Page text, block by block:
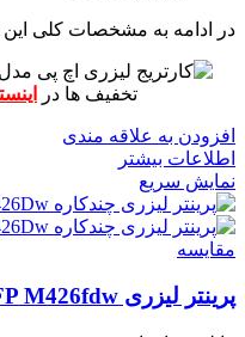
در ادامه به مشخصات کلی این
تخفیف ها در
افزودن به علاقه مندی
اطلاعات بیشتر
نمایش سریع
مقايسه
پرینتر لیزری HP LaserJet Pro MFP M426fdw